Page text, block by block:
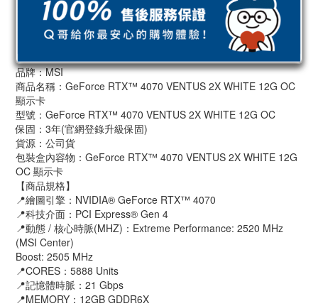
品牌：MSI
商品名稱：GeForce RTX™ 4070 VENTUS 2X WHITE 12G OC
顯示卡
型號：GeForce RTX™ 4070 VENTUS 2X WHITE 12G OC
保固：3年(官網登錄升級保固)
貨源：公司貨
包裝盒內容物：GeForce RTX™ 4070 VENTUS 2X WHITE 12G
OC 顯示卡
【商品規格】
📍繪圖引擎：NVIDIA® GeForce RTX™ 4070
📍科技介面：PCI Express® Gen 4
📍動態 / 核心時脈(MHZ)：Extreme Performance: 2520 MHz
(MSI Center)
Boost: 2505 MHz
📍CORES：5888 Units
📍記憶體時脈：21 Gbps
📍MEMORY：12GB GDDR6X